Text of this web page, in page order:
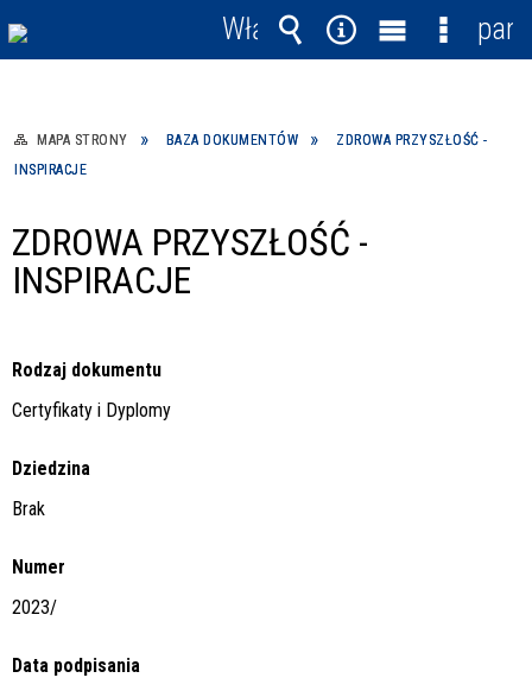
MAPA STRONY BAZA DOKUMENTÓW
ZDROWA PRZYSZŁOŚĆ -
INSPIRACJE
ZDROWA PRZYSZŁOŚĆ -
INSPIRACJE
Rodzaj dokumentu
Certyfikaty i Dyplomy
Dziedzina
Brak
Numer
2023/
Data podpisania
Włącz
powiadomienia
Wyszukiwarka
Narzędzia
MenuMenu